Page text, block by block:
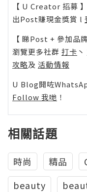
【 U Creator 招募 】
出Post賺現金獎賞 l
【 睇Post + 參加品
瀏覽更多社群 打卡 丶
攻略及 活動情報
U Blog開咗
Follow 我哋 ！
相關話題
時尚 精品
beauty